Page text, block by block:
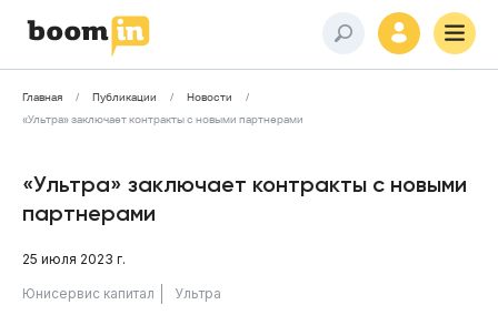
Главная Публикации
Новости
«Ультра» заключает контракты с новыми партнерами
«Ультра» заключает контракты с новыми
партнерами
25 июля 2023 г.
Юнисервис капитал Ультра